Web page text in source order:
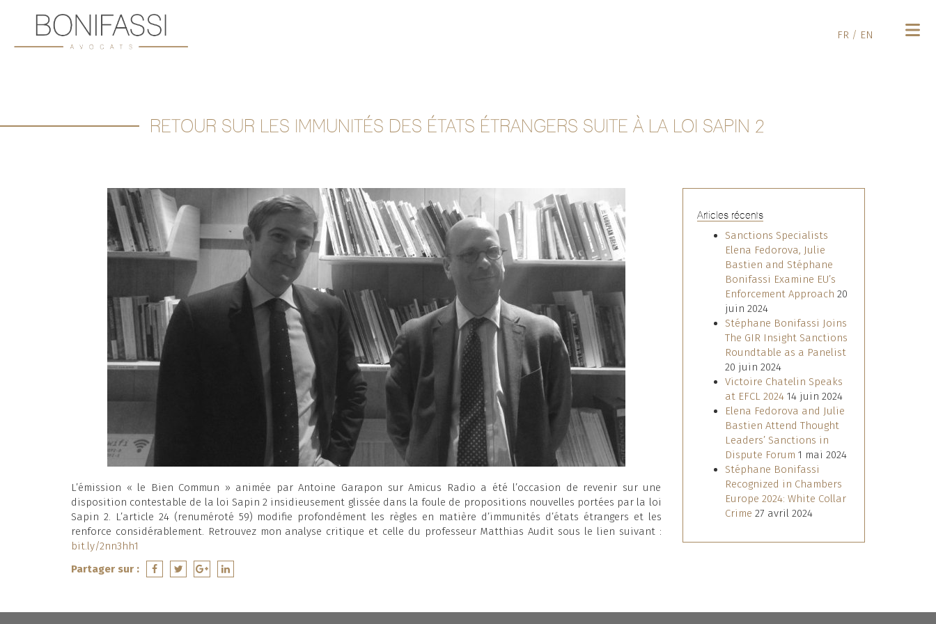
FR / EN
RETOUR SUR LES IMMUNITÉS DES ÉTATS ÉTRANGERS SUITE À LA LOI SAPIN 2
L’émission « le Bien Commun » animée par Antoine Garapon sur Amicus Radio a été l’occasion de revenir sur une
disposition contestable de la loi Sapin 2 insidieusement glissée dans la foule de propositions nouvelles portées par la loi
Sapin 2. L’article 24 (renuméroté 59) modifie profondément les règles en matière d’immunités d’états étrangers et les
renforce considérablement. Retrouvez mon analyse critique et celle du professeur Matthias Audit sous le lien suivant :
bit.ly/2nn3hh1
Partager sur :
Articles récents
Sanctions Specialists
Elena Fedorova, Julie
Bastien and Stéphane
Bonifassi Examine EU’s
Enforcement Approach 20
juin 2024
Stéphane Bonifassi Joins
The GIR Insight Sanctions
Roundtable as a Panelist
20 juin 2024
Victoire Chatelin Speaks
at EFCL 2024 14 juin 2024
Elena Fedorova and Julie
Bastien Attend Thought
Leaders’ Sanctions in
Dispute Forum 1 mai 2024
Stéphane Bonifassi
Recognized in Chambers
Europe 2024: White Collar
Crime 27 avril 2024